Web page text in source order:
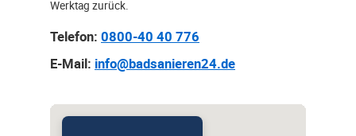
Werktag zurück.
Telefon: 0800-40 40 776
E-Mail: info@badsanieren24.de